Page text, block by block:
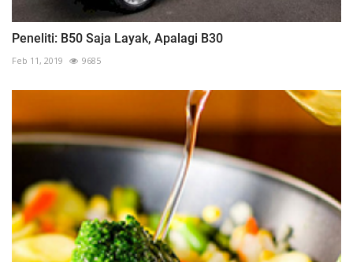
Peneliti: B50 Saja Layak, Apalagi B30
Feb 11, 2019 9685